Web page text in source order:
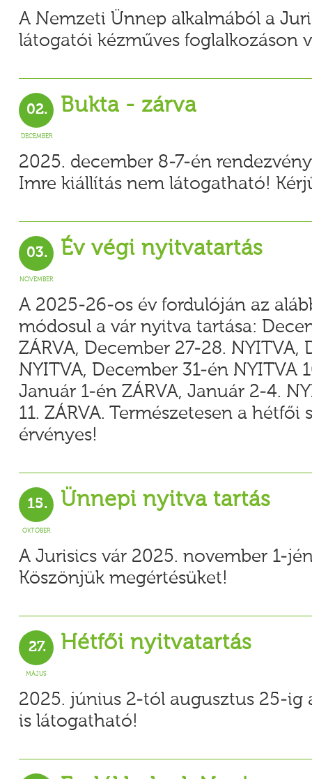
A Nemzeti Ünnep alkalmából a
látogatói kézműves foglalkozáson
02.
DECEMBER
Bukta - zárva
2025. december 8-7-én
Imre kiállítás nem látogatható!
03.
NOVEMBER
Év végi nyitvatartás
A 2025-26-os év fordulóján az
módosul a vár nyitva tartása:
ZÁRVA, December 27-28. NYITVA,
NYITVA, December 31-én NYITVA
Január 1-én ZÁRVA, Január 2-4.
11. ZÁRVA. Természetesen a hétfői
érvényes!
15.
OKTÓBER
Ünnepi nyitva tartás
A Jurisics vár 2025. november 1-
Köszönjük megértésüket!
27.
MÁJUS
Hétfői nyitvatartás
2025. június 2-tól augusztus 25-ig
is látogatható!